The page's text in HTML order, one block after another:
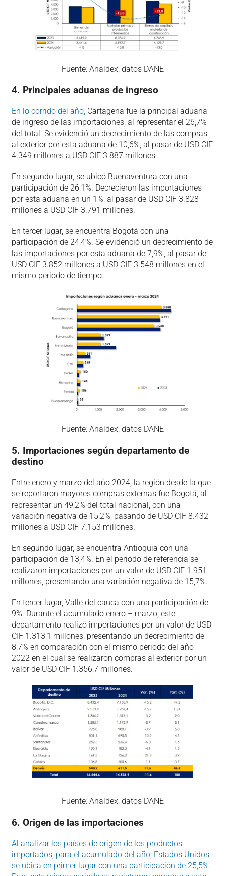
Fuente: Analdex, datos DANE
4. Principales aduanas de ingreso
En lo corrido del año, Cartagena fue la principal aduana
de ingreso de las importaciones, al representar el 26,7%
del total. Se evidenció un decrecimiento de las compras
al exterior por esta aduana de 10,6%, al pasar de USD CIF
4.349 millones a USD CIF 3.887 millones.
En segundo lugar, se ubicó Buenaventura con una
participación de 26,1%. Decrecieron las importaciones
por esta aduana en un 1%, al pasar de USD CIF 3.828
millones a USD CIF 3.791 millones.
En tercer lugar, se encuentra Bogotá con una
participación de 24,4%. Se evidenció un decrecimiento de
las importaciones por esta aduana de 7,9%, al pasar de
USD CIF 3.852 millones a USD CIF 3.548 millones en el
mismo periodo de tiempo.
Fuente: Analdex, datos DANE
5. Importaciones según departamento de
destino
Entre enero y marzo del año 2024, la región desde la que
se reportaron mayores compras externas fue Bogotá, al
representar un 49,2% del total nacional, con una
variación negativa de 15,2%, pasando de USD CIF 8.432
millones a USD CIF 7.153 millones.
En segundo lugar, se encuentra Antioquia con una
participación de 13,4%. En el periodo de referencia se
realizaron importaciones por un valor de USD CIF 1.951
millones, presentando una variación negativa de 15,7%.
En tercer lugar, Valle del cauca con una participación de
9%. Durante el acumulado enero – marzo, este
departamento realizó importaciones por un valor de USD
CIF 1.313,1 millones, presentando un decrecimiento de
8,7% en comparación con el mismo periodo del año
2022 en el cual se realizaron compras al exterior por un
valor de USD CIF 1.356,7 millones.
Fuente: Analdex, datos DANE
6. Origen de las importaciones
Al analizar los países de origen de los productos
importados, para el acumulado del año, Estados Unidos
se ubica en primer lugar con una participación de 25,5%.